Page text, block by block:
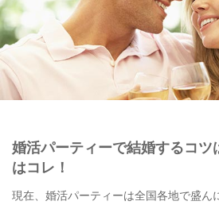
婚活パーティーで結婚するコツ
はコレ！
現在、婚活パーティーは全国各地で盛ん